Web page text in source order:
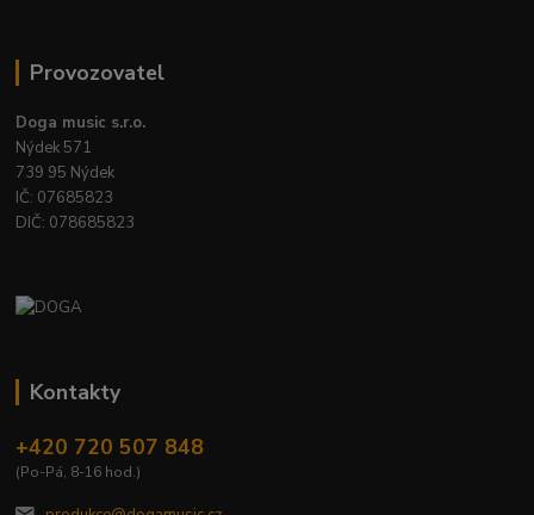
Provozovatel
Doga music s.r.o.
Nýdek 571
739 95 Nýdek
IČ: 07685823
DIČ: 078685823
Kontakty
+420 720 507 848
(Po-Pá, 8-16 hod.)